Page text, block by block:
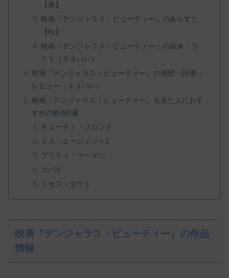
【承】
映画『デンジャラス・ビューティー』のあらすじ
【転】
映画『デンジャラス・ビューティー』の結末・ラ
スト（ネタバレ）
映画『デンジャラス・ビューティー』の感想・評価・
レビュー（ネタバレ）
映画『デンジャラス・ビューティー』を見た人におす
すめの映画5選
キューティ・ブロンド
ミス・エージェント2
プリティ・ウーマン
スパイ
ミセス・ダウト
映画『デンジャラス・ビューティー』の作品
情報